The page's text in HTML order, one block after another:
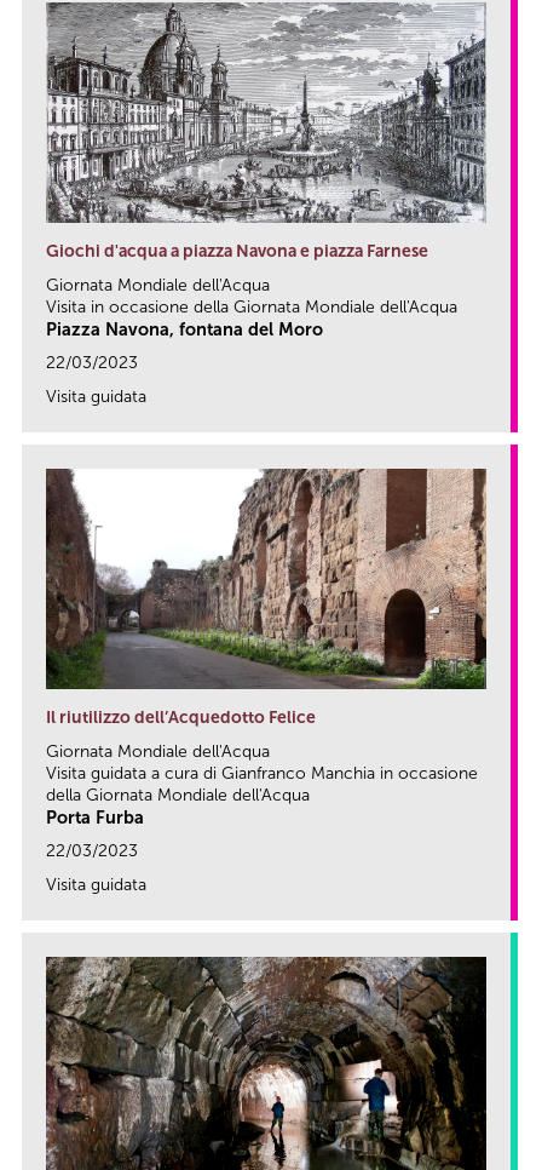
Giochi d'acqua a piazza Navona e piazza Farnese
Giornata Mondiale dell'Acqua
Visita in occasione della Giornata Mondiale dell'Acqua
Piazza Navona, fontana del Moro
22/03/2023
Visita guidata
Il riutilizzo dell’Acquedotto Felice
Giornata Mondiale dell'Acqua
Visita guidata a cura di Gianfranco Manchia in occasione
della Giornata Mondiale dell'Acqua
Porta Furba
22/03/2023
Visita guidata